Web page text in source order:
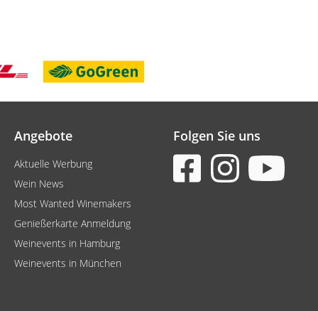
Angebote
Aktuelle Werbung
Wein News
Most Wanted Winemakers
Genießerkarte Anmeldung
Weinevents in Hamburg
Weinevents in München
Folgen Sie uns